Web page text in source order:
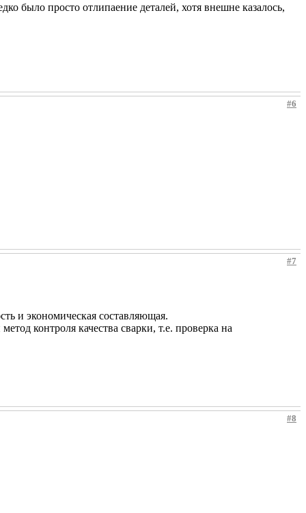
было просто отлипаение деталей, хотя внешне казалось,
#6
#7
и экономическая составляющая.
контроля качества сварки, т.е. проверка на
#8